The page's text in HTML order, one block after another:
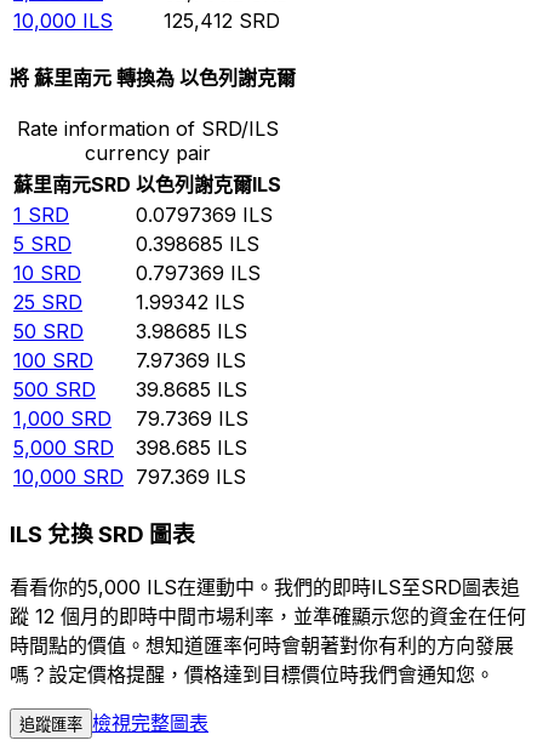
10,000 ILS 125,412 SRD
將 蘇里南元 轉換為 以色列謝克爾
Rate information of SRD/ILS
currency pair
蘇里南元SRD 以色列謝克爾ILS
1 SRD 0.0797369 ILS
5 SRD 0.398685 ILS
10 SRD 0.797369 ILS
25 SRD 1.99342 ILS
50 SRD 3.98685 ILS
100 SRD 7.97369 ILS
500 SRD 39.8685 ILS
1,000 SRD 79.7369 ILS
5,000 SRD 398.685 ILS
10,000 SRD 797.369 ILS
ILS 兌換 SRD 圖表
看看你的5,000 ILS在運動中。我們的即時ILS至SRD圖表追
蹤 12 個月的即時中間市場利率，並準確顯示您的資金在任何
時間點的價值。想知道匯率何時會朝著對你有利的方向發展
嗎？設定價格提醒，價格達到目標價位時我們會通知您。
追蹤匯率 檢視完整圖表